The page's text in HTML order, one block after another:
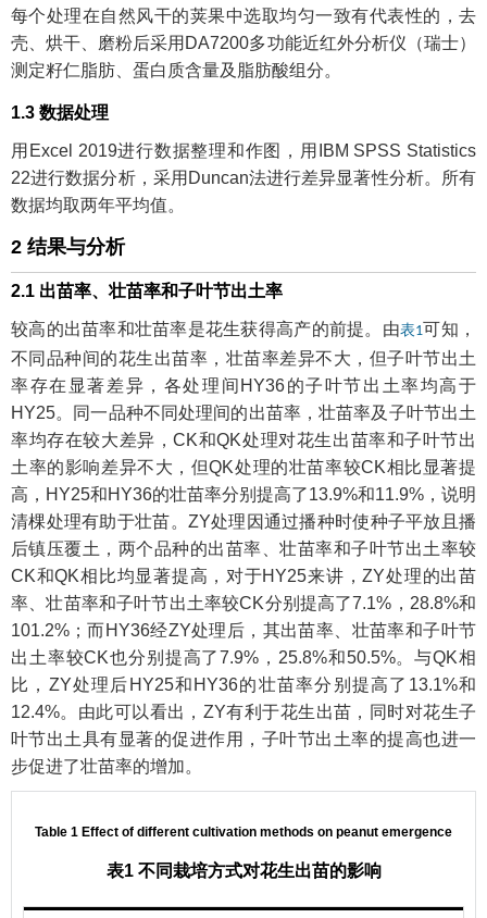
每个处理在自然风干的荚果中选取均匀一致有代表性的，去
壳、烘干、磨粉后采用DA7200多功能近红外分析仪（瑞士）
测定籽仁脂肪、蛋白质含量及脂肪酸组分。
1.3 数据处理
用Excel 2019进行数据整理和作图，用IBM SPSS Statistics
22进行数据分析，采用Duncan法进行差异显著性分析。所有
数据均取两年平均值。
2 结果与分析
2.1 出苗率、壮苗率和子叶节出土率
较高的出苗率和壮苗率是花生获得高产的前提。由表1可知，
不同品种间的花生出苗率，壮苗率差异不大，但子叶节出土
率存在显著差异，各处理间HY36的子叶节出土率均高于
HY25。同一品种不同处理间的出苗率，壮苗率及子叶节出土
率均存在较大差异，CK和QK处理对花生出苗率和子叶节出
土率的影响差异不大，但QK处理的壮苗率较CK相比显著提
高，HY25和HY36的壮苗率分别提高了13.9%和11.9%，说明
清棵处理有助于壮苗。ZY处理因通过播种时使种子平放且播
后镇压覆土，两个品种的出苗率、壮苗率和子叶节出土率较
CK和QK相比均显著提高，对于HY25来讲，ZY处理的出苗
率、壮苗率和子叶节出土率较CK分别提高了7.1%，28.8%和
101.2%；而HY36经ZY处理后，其出苗率、壮苗率和子叶节
出土率较CK也分别提高了7.9%，25.8%和50.5%。与QK相
比，ZY处理后HY25和HY36的壮苗率分别提高了13.1%和
12.4%。由此可以看出，ZY有利于花生出苗，同时对花生子
叶节出土具有显著的促进作用，子叶节出土率的提高也进一
步促进了壮苗率的增加。
Table 1 Effect of different cultivation methods on peanut emergence
表1 不同栽培方式对花生出苗的影响